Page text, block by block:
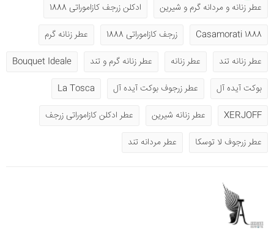
عطر زنانه و مردانه گرم و شیرین
ادکلن زرجف کازاموراتی 1888
1888 Casamorati
زرجف کازاموراتی 1888
عطر زنانه گرم
عطر زنانه تند
عطر زنانه عطر زنانه گرم و تند
Bouquet Ideale
بوکت آیده آل
عطر زرجوف بوکت آیده آل
La Tosca
XERJOFF
عطر زنانه شیرین
عطر ادکلن کازاموراتی زرجف
عطر زرجوف لا توسکا
عطر مردانه تند